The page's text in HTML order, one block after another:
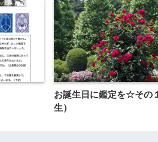
お誕生日に鑑定を☆その
生）